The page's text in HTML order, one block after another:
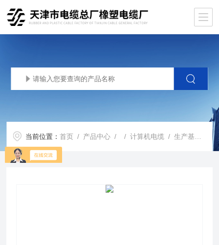
当前位置：首页 / 产品中心 / /计算机电缆 / 生产基地DJYVRP电缆DJYVRP4*2*0.75计算机电缆